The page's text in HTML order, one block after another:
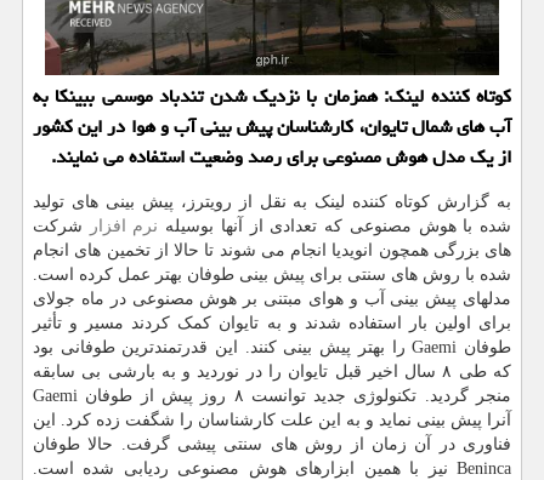
کوتاه کننده لینک: همزمان با نزدیک شدن تندباد موسمی ببینکا به
آب های شمال تایوان، کارشناسان پیش بینی آب و هوا در این کشور
از یک مدل هوش مصنوعی برای رصد وضعیت استفاده می نمایند.
به گزارش کوتاه کننده لینک به نقل از رویترز، پیش بینی های تولید
شده با هوش مصنوعی که تعدادی از آنها بوسیله نرم افزار
شرکت
های بزرگی همچون انویدیا انجام می شوند تا حالا از تخمین های انجام
شده با روش های سنتی برای پیش بینی طوفان بهتر عمل کرده است.
مدلهای پیش بینی آب و هوای مبتنی بر هوش مصنوعی در ماه جولای
برای اولین بار استفاده شدند و به تایوان کمک کردند مسیر و تأثیر
طوفان Gaemi را بهتر پیش بینی کنند. این قدرتمندترین طوفانی بود
که طی ۸ سال اخیر قبل تایوان را در نوردید و به بارشی بی سابقه
منجر گردید. تکنولوژی جدید توانست ۸ روز پیش از طوفان Gaemi
آنرا پیش بینی نماید و به این علت کارشناسان را شگفت زده کرد. این
فناوری در آن زمان از روش های سنتی پیشی گرفت. حالا طوفان
Beninca نیز با همین ابزارهای هوش مصنوعی ردیابی شده است.